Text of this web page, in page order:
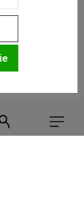
wszystkim
jest zgodne z
polecam.